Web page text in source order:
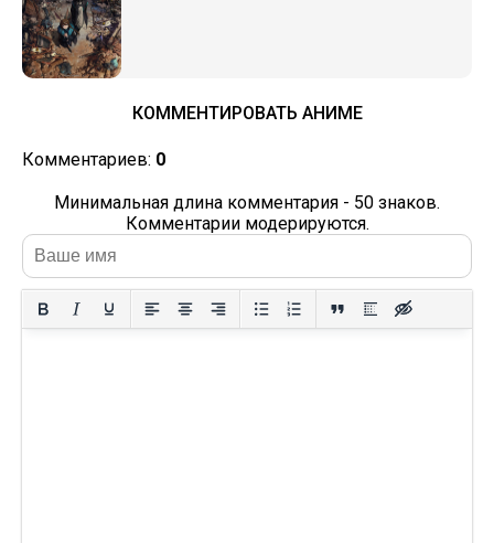
КОММЕНТИРОВАТЬ АНИМЕ
Комментариев: 0
Минимальная длина комментария - 50 знаков.
Комментарии модерируются.